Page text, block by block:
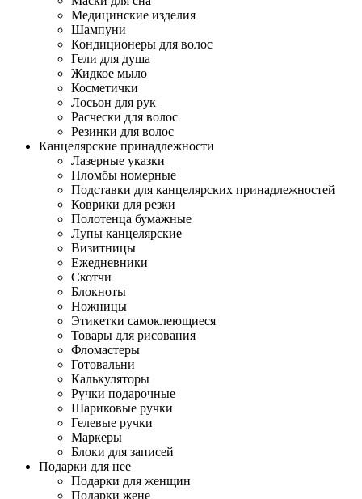
Медицинские изделия
Шампуни
Кондиционеры для волос
Гели для душа
Жидкое мыло
Косметички
Лосьон для рук
Расчески для волос
Резинки для волос
Канцелярские принадлежности
Лазерные указки
Пломбы номерные
Подставки для канцелярских принадлежностей
Коврики для резки
Полотенца бумажные
Лупы канцелярские
Визитницы
Ежедневники
Скотчи
Блокноты
Ножницы
Этикетки самоклеющиеся
Товары для рисования
Фломастеры
Готовальни
Калькуляторы
Ручки подарочные
Шариковые ручки
Гелевые ручки
Маркеры
Блоки для записей
Подарки для нее
Подарки для женщин
Подарки жене